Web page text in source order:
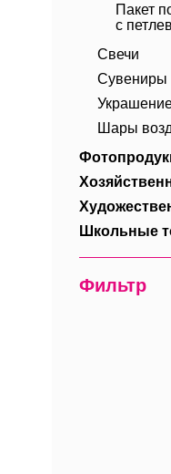
Пакет
с
Свечи
Сувениры
Шары
Школьные
Фильтр